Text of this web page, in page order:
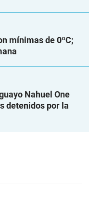
mínimas de 0ºC;
Nahuel One
detenidos por la